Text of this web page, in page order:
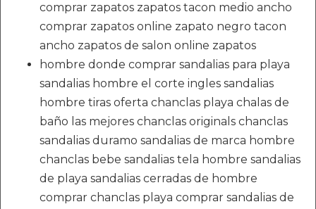
comprar zapatos zapatos tacon medio ancho
comprar zapatos online zapato negro tacon
ancho zapatos de salon online zapatos
hombre donde comprar sandalias para playa
sandalias hombre el corte ingles sandalias
hombre tiras oferta chanclas playa chalas de
baño las mejores chanclas originals chanclas
sandalias duramo sandalias de marca hombre
chanclas bebe sandalias tela hombre sandalias
de playa sandalias cerradas de hombre
comprar chanclas playa comprar sandalias de